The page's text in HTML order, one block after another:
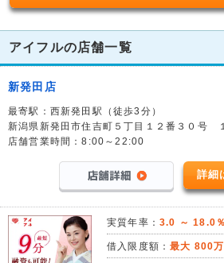
アイフルの店舗一覧
新発田店
最寄駅：西新発田駅（徒歩3分）
新潟県新発田市住吉町５丁目１２番３０号
店舗営業時間：8:00～22:00
詳細
実質年率： 3.0 ～ 18.0％
借入限度額：最大 800